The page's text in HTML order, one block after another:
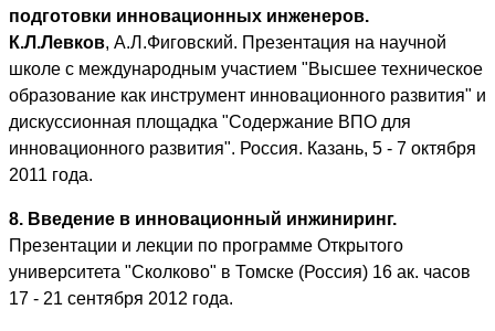
подготовки инновационных инженеров.
К.Л.Левков, А.Л.Фиговский. Презентация на научной
школе с международным участием "Высшее техническое
образование как инструмент инновационного развития" и
дискуссионная площадка "Содержание ВПО для
инновационного развития". Россия. Казань, 5 - 7 октября
2011 года.
8. Введение в инновационный инжиниринг.
Презентации и лекции по программе Открытого
университета "Сколково" в Томске (Россия) 16 ак. часов
17 - 21 сентября 2012 года.